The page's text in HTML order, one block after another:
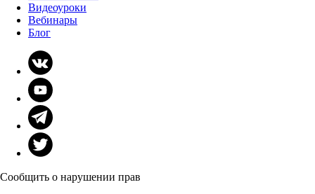
Видеоуроки
Вебинары
Блог
Сообщить о нарушении прав